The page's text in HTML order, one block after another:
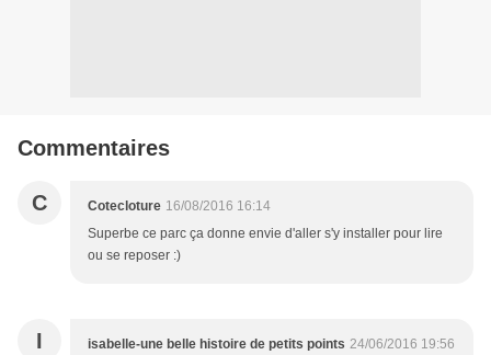
Commentaires
C Cotecloture 16/08/2016 16:14
Superbe ce parc ça donne envie d'aller s'y installer pour lire
ou se reposer :)
I isabelle-une belle histoire de petits points 24/06/2016 19:56